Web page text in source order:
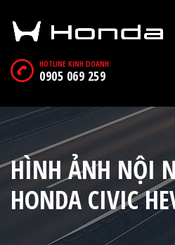
HOTLINE KINH DOANH:
0905 069 259
HÌNH ẢNH NỘI
HONDA CIVIC